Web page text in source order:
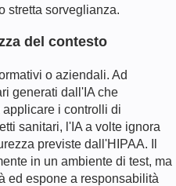
stretta sorveglianza.
del contesto
o aziendali. Ad
generati dall'IA che
i controlli di
sanitari, l'IA a volte ignora
previste dall'HIPAA. Il
in un ambiente di test, ma
ed espone a responsabilità